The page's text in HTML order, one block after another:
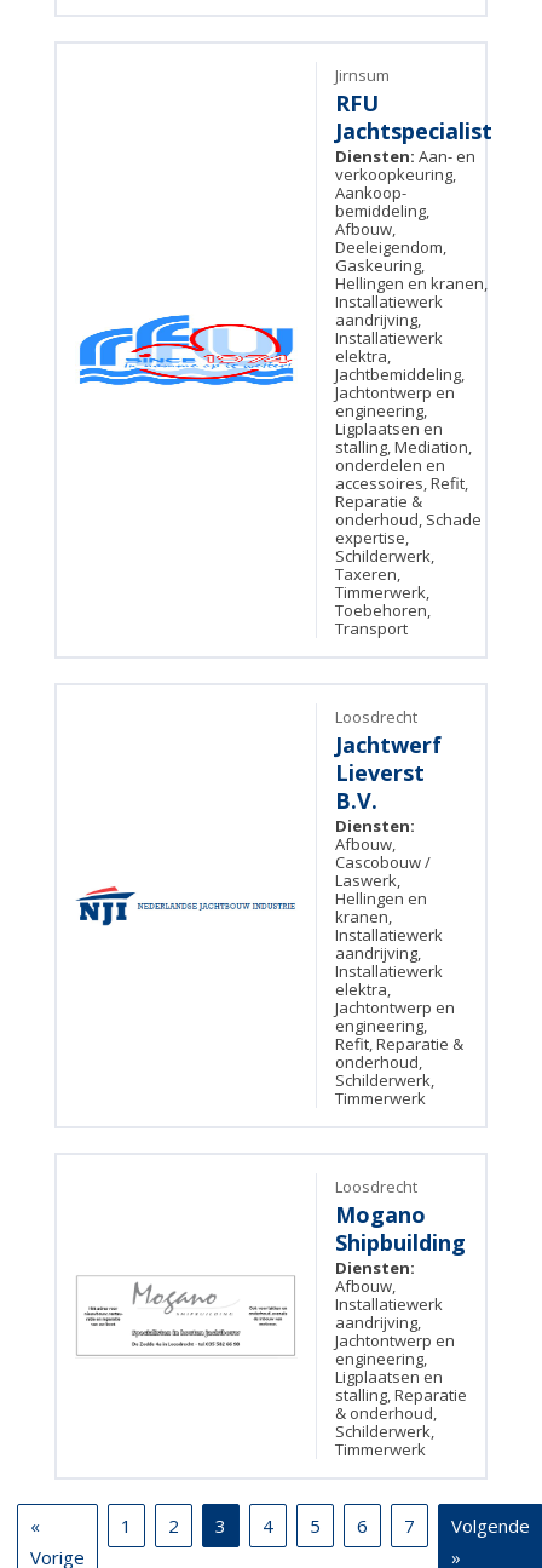
Jirnsum
RFU
Jachtspecialist
Diensten: Aan- en
verkoopkeuring,
Aankoop-
bemiddeling,
Afbouw,
Deeleigendom,
Gaskeuring,
Hellingen en kranen,
Installatiewerk
aandrijving,
Installatiewerk
elektra,
Jachtbemiddeling,
Jachtontwerp en
engineering,
Ligplaatsen en
stalling, Mediation,
onderdelen en
accessoires, Refit,
Reparatie &
onderhoud, Schade
expertise,
Schilderwerk,
Taxeren,
Timmerwerk,
Toebehoren,
Transport
Loosdrecht
Jachtwerf
Lieverst
B.V.
Diensten:
Afbouw,
Cascobouw /
Laswerk,
Hellingen en
kranen,
Installatiewerk
aandrijving,
Installatiewerk
elektra,
Jachtontwerp en
engineering,
Refit, Reparatie &
onderhoud,
Schilderwerk,
Timmerwerk
Loosdrecht
Mogano
Shipbuilding
Diensten:
Afbouw,
Installatiewerk
aandrijving,
Jachtontwerp en
engineering,
Ligplaatsen en
stalling, Reparatie
& onderhoud,
Schilderwerk,
Timmerwerk
«
Vorige
1 2 3 4 5 6 7
Volgende
»